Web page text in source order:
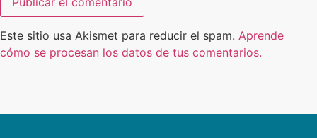
Este sitio usa Akismet para reducir el spam. Aprende
cómo se procesan los datos de tus comentarios.